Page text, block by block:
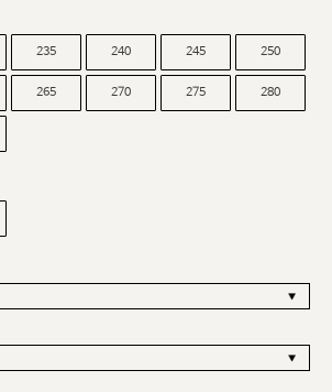
235 240 245 250
265 270 275 280